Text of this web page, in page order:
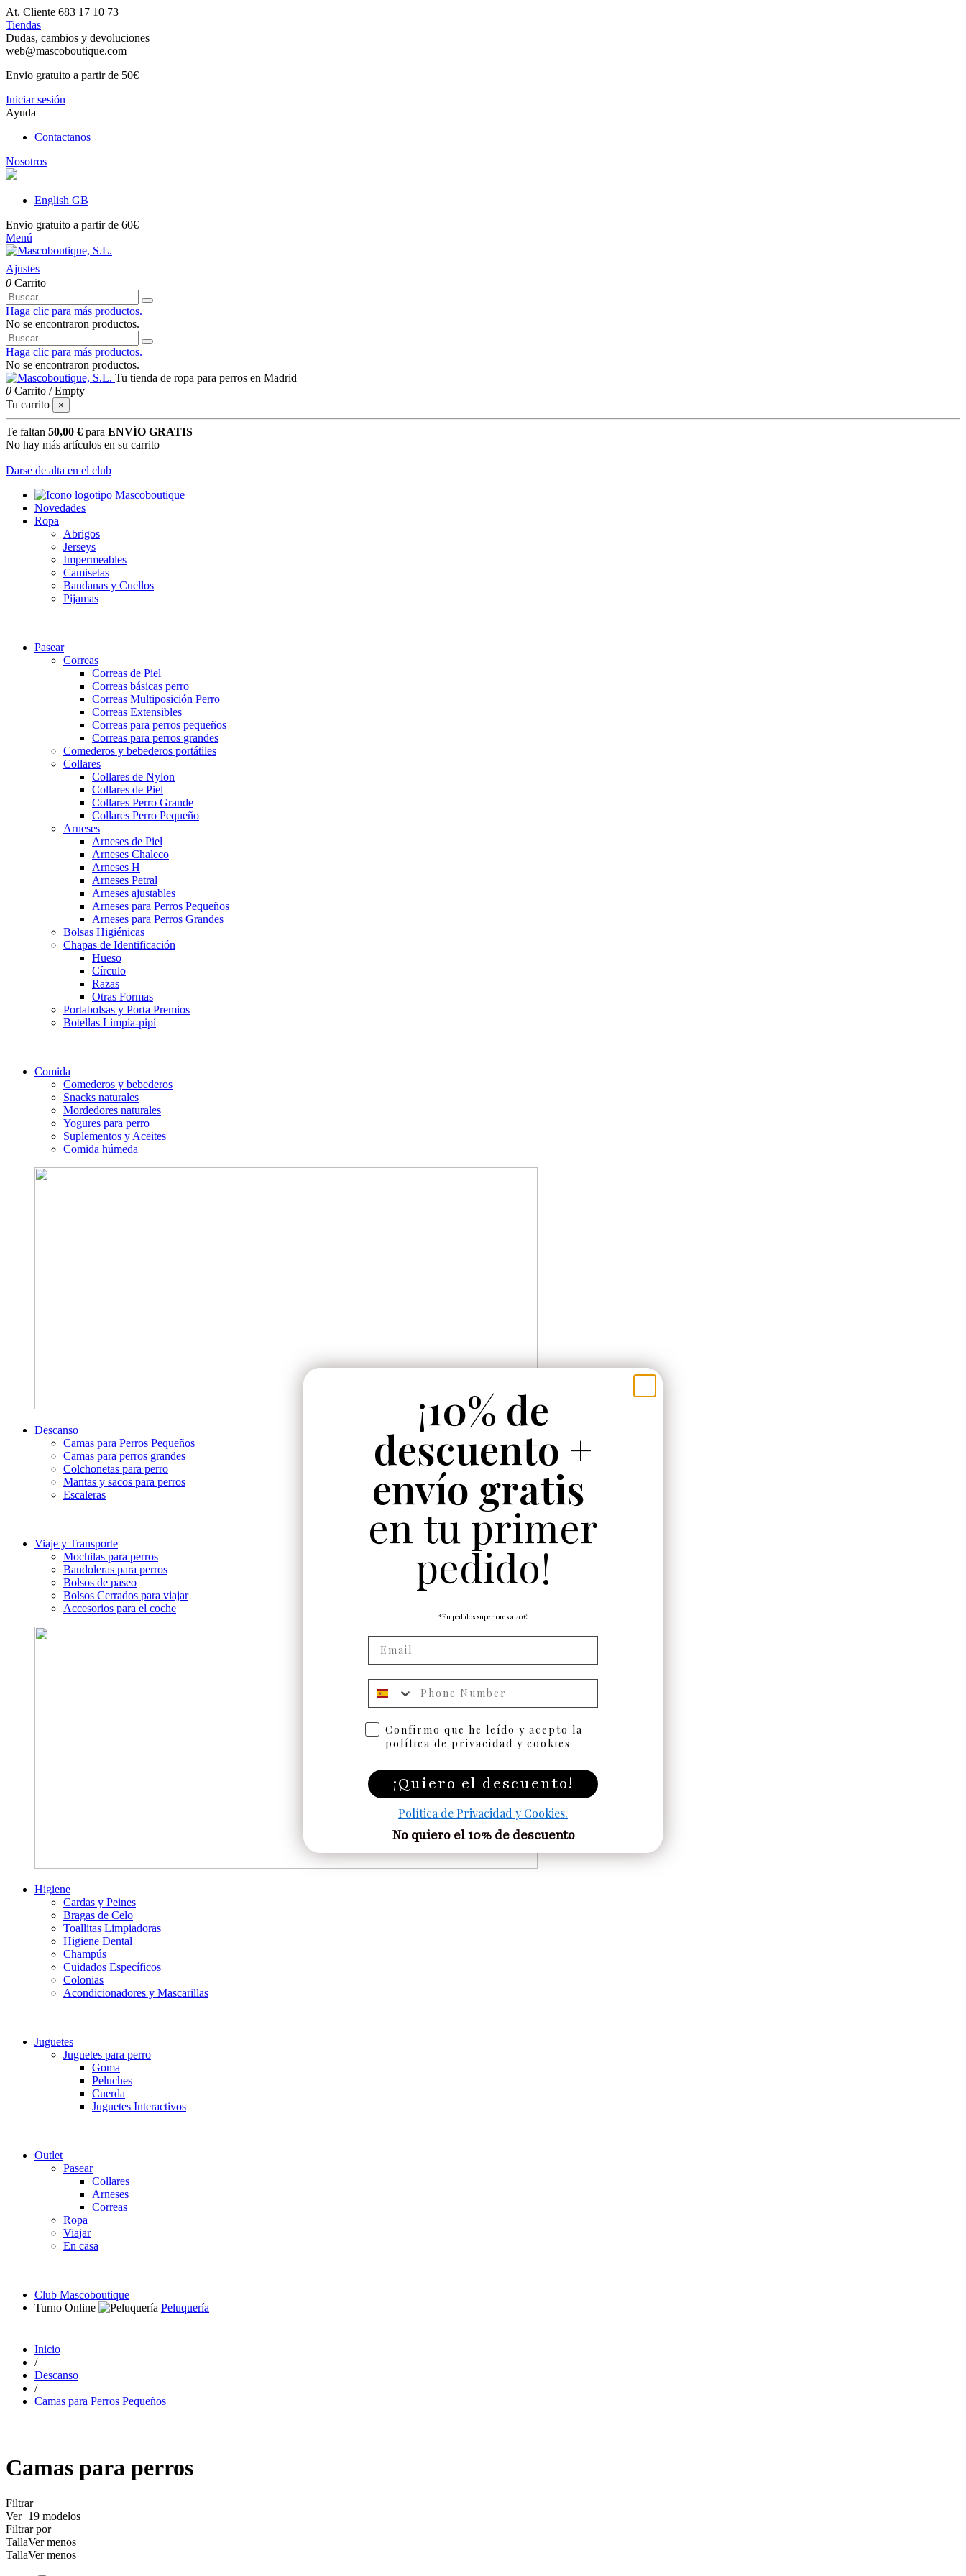
At. Cliente 683 17 10 73
Tiendas
Dudas, cambios y devoluciones
web@mascoboutique.com
Envio gratuito a partir de 50€
Iniciar sesión
Ayuda
Contactanos
Nosotros
English GB
Envio gratuito a partir de 60€
Menú
Ajustes
0 Carrito
Haga clic para más productos.
No se encontraron productos.
Haga clic para más productos.
No se encontraron productos.
Tu tienda de ropa para perros en Madrid
0 Carrito /Empty
Tu carrito
×
Te faltan 50,00 € para ENVÍO GRATIS
No hay más artículos en su carrito
Darse de alta en el club
Novedades
Ropa
Abrigos
Jerseys
Impermeables
Camisetas
Bandanas y Cuellos
Pijamas
Pasear
Correas
Correas de Piel
Correas básicas perro
Correas Multiposición Perro
Correas Extensibles
Correas para perros pequeños
Correas para perros grandes
Comederos y bebederos portátiles
Collares
Collares de Nylon
Collares de Piel
Collares Perro Grande
Collares Perro Pequeño
Arneses
Arneses de Piel
Arneses Chaleco
Arneses H
Arneses Petral
Arneses ajustables
Arneses para Perros Pequeños
Arneses para Perros Grandes
Bolsas Higiénicas
Chapas de Identificación
Hueso
Círculo
Razas
Otras Formas
Portabolsas y Porta Premios
Botellas Limpia-pipí
Comida
Comederos y bebederos
Snacks naturales
Mordedores naturales
Yogures para perro
Suplementos y Aceites
Comida húmeda
Descanso
Camas para Perros Pequeños
Camas para perros grandes
Colchonetas para perro
Mantas y sacos para perros
Escaleras
Viaje y Transporte
Mochilas para perros
Bandoleras para perros
Bolsos de paseo
Bolsos Cerrados para viajar
Accesorios para el coche
Higiene
Cardas y Peines
Bragas de Celo
Toallitas Limpiadoras
Higiene Dental
Champús
Cuidados Específicos
Colonias
Acondicionadores y Mascarillas
Juguetes
Juguetes para perro
Goma
Peluches
Cuerda
Juguetes Interactivos
Outlet
Pasear
Collares
Arneses
Correas
Ropa
Viajar
En casa
Club Mascoboutique
Turno Online
Peluquería
Inicio
/
Descanso
/
Camas para Perros Pequeños
Camas para perros
Filtrar
Ver 19 modelos
Filtrar por
TallaVer menos
TallaVer menos
¡10% de
descuento +
envío gratis
en tu primer
pedido!
*En pedidos superiores a 40€
Confirmo que he leído y acepto la
política de privacidad y cookies
¡Quiero el descuento!
Política de Privacidad y Cookies.
No quiero el 10% de descuento